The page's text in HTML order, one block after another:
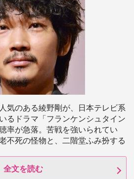
気のある綾野剛が、日本テレビ系
るドラマ「フランケンシュタイン
率が急落。苦戦を強いられてい
不死の怪物と、二階堂ふみ扮する
全文を読む